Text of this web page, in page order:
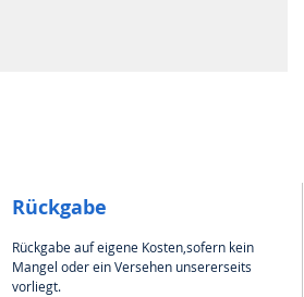
Rückgabe
Rückgabe auf eigene Kosten,sofern kein
Mangel oder ein Versehen unsererseits
vorliegt.